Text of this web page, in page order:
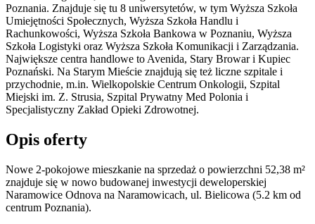
Poznania. Znajduje się tu 8 uniwersytetów, w tym Wyższa Szkoła
Umiejętności Społecznych, Wyższa Szkoła Handlu i
Rachunkowości, Wyższa Szkoła Bankowa w Poznaniu, Wyższa
Szkoła Logistyki oraz Wyższa Szkoła Komunikacji i Zarządzania.
Największe centra handlowe to Avenida, Stary Browar i Kupiec
Poznański. Na Starym Mieście znajdują się też liczne szpitale i
przychodnie, m.in. Wielkopolskie Centrum Onkologii, Szpital
Miejski im. Z. Strusia, Szpital Prywatny Med Polonia i
Specjalistyczny Zakład Opieki Zdrowotnej.
Opis oferty
Nowe 2-pokojowe mieszkanie na sprzedaż o powierzchni 52,38 m²
znajduje się w nowo budowanej inwestycji deweloperskiej
Naramowice Odnova na Naramowicach, ul. Bielicowa (5.2 km od
centrum Poznania).